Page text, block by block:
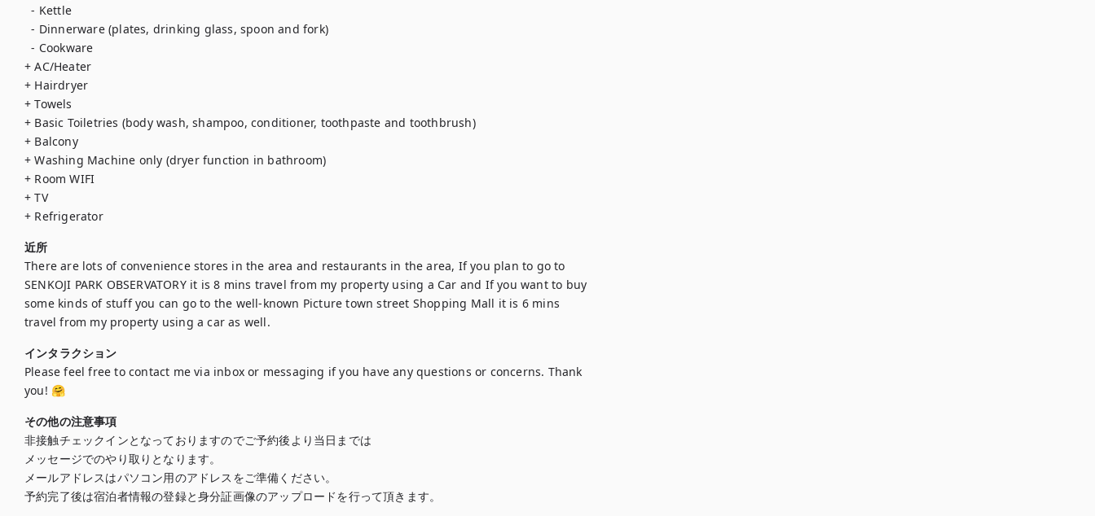
  - Kettle
  - Dinnerware (plates, drinking glass, spoon and fork)
  - Cookware
+ AC/Heater
+ Hairdryer
+ Towels
+ Basic Toiletries (body wash, shampoo, conditioner, toothpaste and toothbrush)
+ Balcony
+ Washing Machine only (dryer function in bathroom)
+ Room WIFI
+ TV
+ Refrigerator
近所
There are lots of convenience stores in the area and restaurants in the area, If you plan to go to
SENKOJI PARK OBSERVATORY it is 8 mins travel from my property using a Car and If you want to buy
some kinds of stuff you can go to the well-known Picture town street Shopping Mall it is 6 mins
travel from my property using a car as well.
インタラクション
Please feel free to contact me via inbox or messaging if you have any questions or concerns. Thank
you! 🤗
その他の注意事項
非接触チェックインとなっておりますのでご予約後より当日までは
メッセージでのやり取りとなります。
メールアドレスはパソコン用のアドレスをご準備ください。
予約完了後は宿泊者情報の登録と身分証画像のアップロードを行って頂きます。